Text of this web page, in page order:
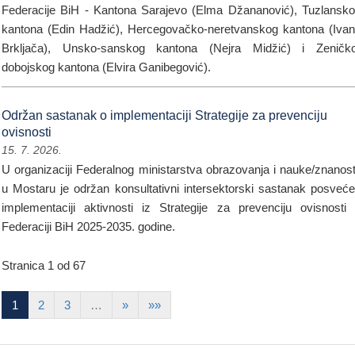
Federacije BiH - Kantona Sarajevo (Elma Džananović),
kantona (Edin Hadžić), Hercegovačko-neretvanskog kantona
Brkljača), Unsko-sanskog kantona (Nejra Midžić) i
dobojskog kantona (Elvira Ganibegović).
Održan sastanak o implementaciji Strategije za prevenciju
ovisnosti
15. 7. 2026.
U organizaciji Federalnog ministarstva obrazovanja i nauke/
u Mostaru je održan konsultativni intersektorski sastanak
implementaciji aktivnosti iz Strategije za prevenciju ovisnosti
Federaciji BiH 2025-2035. godine.
Stranica 1 od 67
1 2 3 … » »»